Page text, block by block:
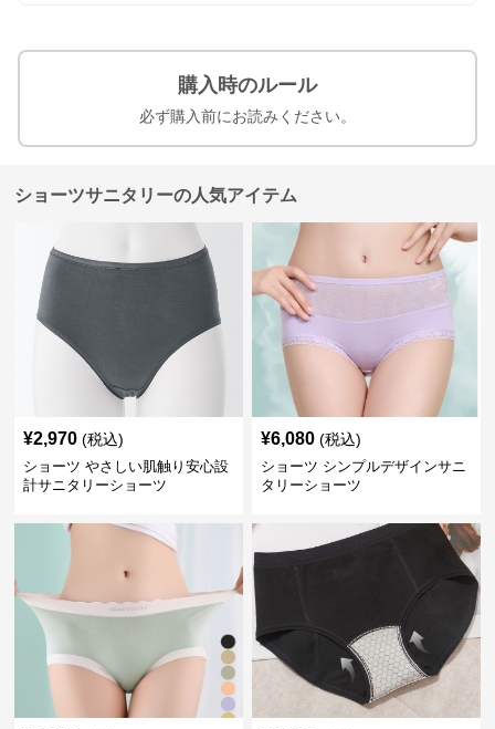
購入時のルール
必ず購入前にお読みください。
ショーツサニタリーの人気アイテム
¥2,970 (税込)
ショーツ やさしい肌触り安心設
計サニタリーショーツ
¥6,080 (税込)
ショーツ シンプルデザインサニ
タリーショーツ